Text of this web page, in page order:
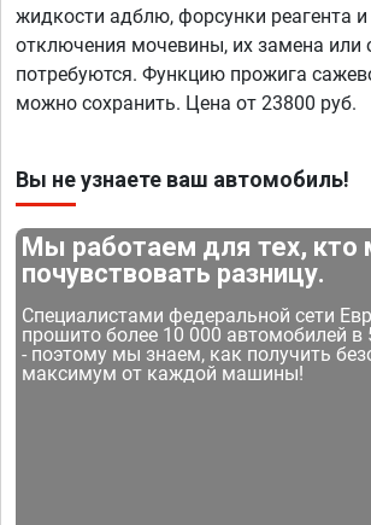
жидкости адблю, форсунки реагента
отключения мочевины, их замена или
потребуются. Функцию прожига
можно сохранить. Цена от 23800 руб.
Вы не узнаете ваш автомобиль!
Мы работаем для тех, кто
почувствовать разницу.
Специалистами федеральной сети
прошито более 10 000 автомобилей в
- поэтому мы знаем, как получить
максимум от каждой машины!